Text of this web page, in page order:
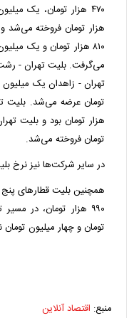
تومان فروخته می‌شد.
در سایر شرکت‌ها نیز نرخ
همچنین بلیت قطار‌های
تومان و چهار میلیون
منبع: اقتصاد آنلاین